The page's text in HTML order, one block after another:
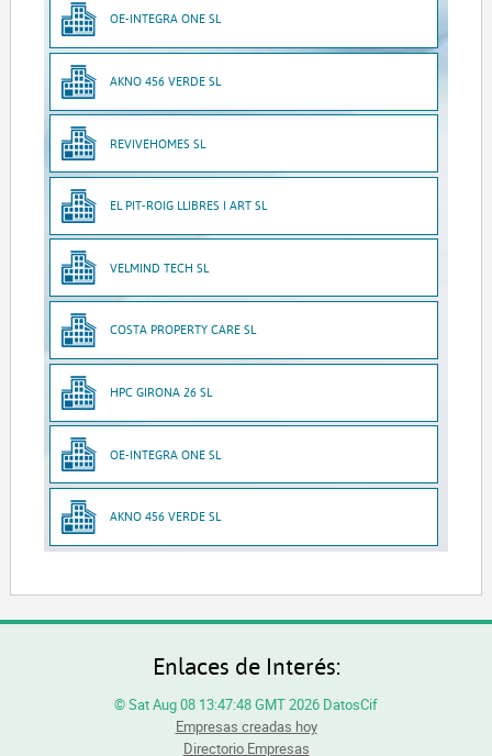
OE-INTEGRA ONE SL
AKNO 456 VERDE SL
REVIVEHOMES SL
EL PIT-ROIG LLIBRES I ART SL
VELMIND TECH SL
COSTA PROPERTY CARE SL
HPC GIRONA 26 SL
OE-INTEGRA ONE SL
AKNO 456 VERDE SL
Enlaces de Interés:
© Sat Aug 08 13:47:48 GMT 2026 DatosCif
Empresas creadas hoy
Directorio Empresas